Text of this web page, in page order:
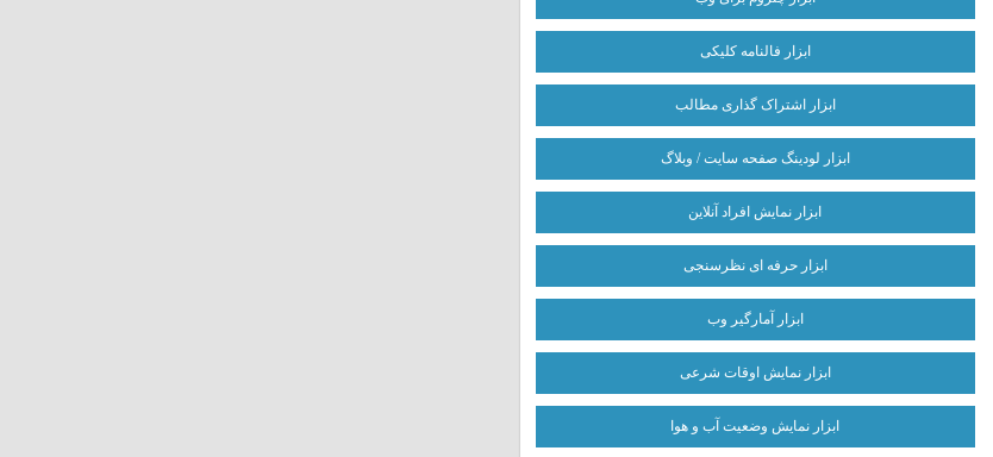
ابزار فالنامه کلیکی
ابزار اشتراک گذاری مطالب
ابزار لودینگ صفحه سایت / وبلاگ
ابزار نمایش افراد آنلاین
ابزار حرفه ای نظرسنجی
ابزار آمارگیر وب
ابزار نمایش اوقات شرعی
ابزار نمایش وضعیت آب و هوا